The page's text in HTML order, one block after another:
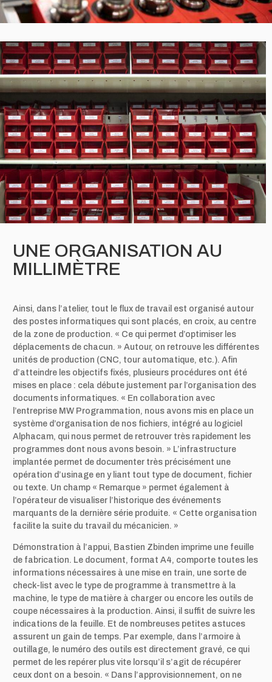
UNE ORGANISATION AU
MILLIMÈTRE
Ainsi, dans l’atelier, tout le flux de travail est organisé autour
des postes informatiques qui sont placés, en croix, au centre
de la zone de production. « Ce qui permet d’optimiser les
déplacements de chacun. » Autour, on retrouve les différentes
unités de production (CNC, tour automatique, etc.). Afin
d’atteindre les objectifs fixés, plusieurs procédures ont été
mises en place : cela débute justement par l’organisation des
documents informatiques. « En collaboration avec
l’entreprise MW Programmation, nous avons mis en place un
système d’organisation de nos fichiers, intégré au logiciel
Alphacam, qui nous permet de retrouver très rapidement les
programmes dont nous avons besoin. » L’infrastructure
implantée permet de documenter très précisément une
opération d’usinage en y liant tout type de document, fichier
ou texte. Un champ « Remarque » permet également à
l’opérateur de visualiser l’historique des événements
marquants de la dernière série produite. « Cette organisation
facilite la suite du travail du mécanicien. »
Démonstration à l’appui, Bastien Zbinden imprime une feuille
de fabrication. Le document, format A4, comporte toutes les
informations nécessaires à une mise en train, une sorte de
check-list avec le type de programme à transmettre à la
machine, le type de matière à charger ou encore les outils de
coupe nécessaires à la production. Ainsi, il suffit de suivre les
indications de la feuille. Et de nombreuses petites astuces
assurent un gain de temps. Par exemple, dans l’armoire à
outillage, le numéro des outils est directement gravé, ce qui
permet de les repérer plus vite lorsqu’il s’agit de récupérer
ceux dont on a besoin. « Dans l’approvisionnement, on ne